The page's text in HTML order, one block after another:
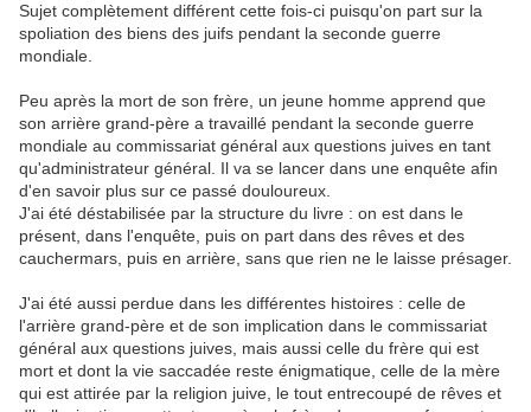
Sujet complètement différent cette fois-ci puisqu'on part sur la
spoliation des biens des juifs pendant la seconde guerre
mondiale.
Peu après la mort de son frère, un jeune homme apprend que
son arrière grand-père a travaillé pendant la seconde guerre
mondiale au commissariat général aux questions juives en tant
qu'administrateur général. Il va se lancer dans une enquête afin
d'en savoir plus sur ce passé douloureux.
J'ai été déstabilisée par la structure du livre : on est dans le
présent, dans l'enquête, puis on part dans des rêves et des
cauchermars, puis en arrière, sans que rien ne le laisse présager.
J'ai été aussi perdue dans les différentes histoires : celle de
l'arrière grand-père et de son implication dans le commissariat
général aux questions juives, mais aussi celle du frère qui est
mort et dont la vie saccadée reste énigmatique, celle de la mère
qui est attirée par la religion juive, le tout entrecoupé de rêves et